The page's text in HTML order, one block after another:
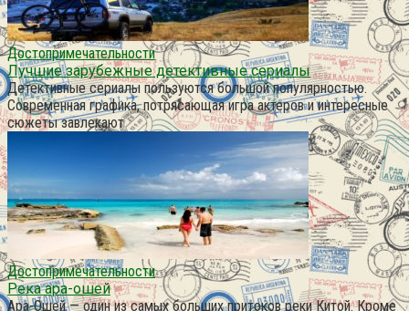
Достопримечательности
Лучшие зарубежные детективные сериалы
Детективные сериалы пользуются большой популярностью.
Современная графика, потрясающая игра актеров и интересные
сюжеты завлекают
Достопримечательности
Река ара-ошей
Ара-Ошей — один из самых больших притоков реки Китой. Кроме